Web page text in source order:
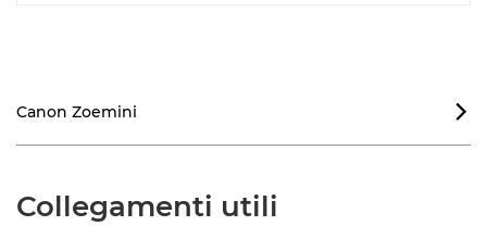
Canon Zoemini 
Collegamenti utili